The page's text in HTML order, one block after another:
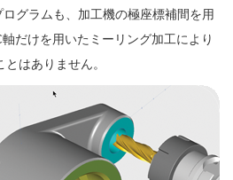
グラムも、加工機の極座標補間を用
だけを用いたミーリング加工により
はありません。